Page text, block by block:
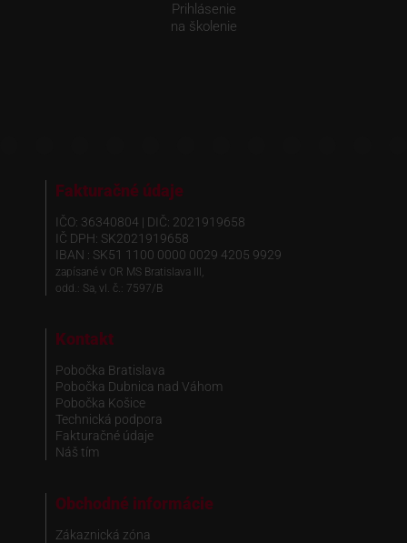
Prihlásenie
na školenie
Fakturačné údaje
IČO: 36340804 | DIČ: 2021919658
IČ DPH: SK2021919658
IBAN : SK51 1100 0000 0029 4205 9929
zapísané v OR MS Bratislava III,
odd.: Sa, vl. č.: 7597/B
Kontakt
Pobočka Bratislava
Pobočka Dubnica nad Váhom
Pobočka Košice
Technická podpora
Fakturačné údaje
Náš tím
Obchodné informácie
Zákaznická zóna